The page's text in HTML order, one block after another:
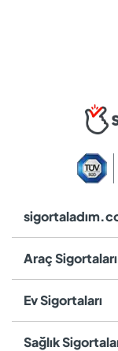
Araç Sigortaları
Ev Sigortaları
Sağlık